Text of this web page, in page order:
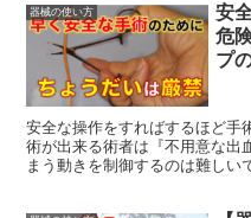
器械の使い方
安
危
プ
安全な操作をすればするほど手
術が出来る術者は『不用意な出
まう動きを制御するのは難しい